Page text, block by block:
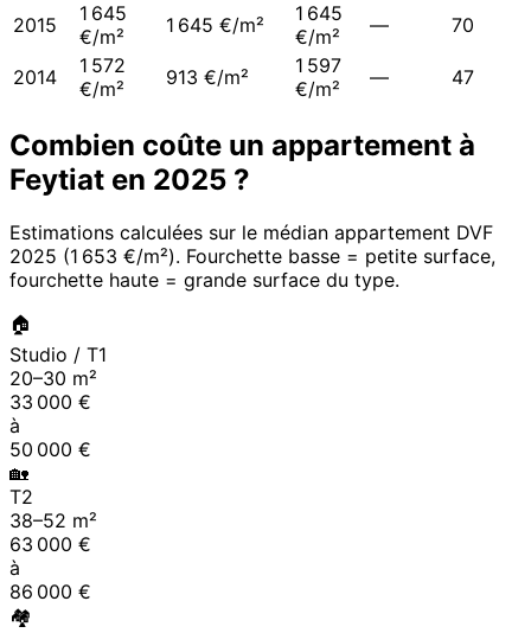
2015
1 645
€/m²
1 645 €/m²
1 645
€/m²
— 70
2014
1 572
€/m²
913 €/m²
1 597
€/m²
— 47
Combien coûte un appartement à
Feytiat en 2025 ?
Estimations calculées sur le médian appartement DVF
2025 (1 653 €/m²). Fourchette basse = petite surface,
fourchette haute = grande surface du type.
🏠
Studio / T1
20–30 m²
33 000 €
à
50 000 €
🏡
T2
38–52 m²
63 000 €
à
86 000 €
🏘